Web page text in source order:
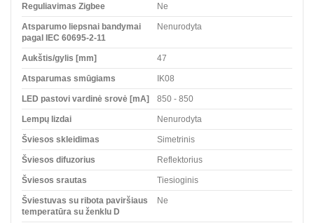
Reguliavimas Zigbee Ne
Atsparumo liepsnai bandymai
pagal IEC 60695-2-11
Nenurodyta
Aukštis/gylis [mm] 47
Atsparumas smūgiams IK08
LED pastovi vardinė srovė [mA] 850 - 850
Lempų lizdai Nenurodyta
Šviesos skleidimas Simetrinis
Šviesos difuzorius Reflektorius
Šviesos srautas Tiesioginis
Šviestuvas su ribota paviršiaus
temperatūra su ženklu D
Ne